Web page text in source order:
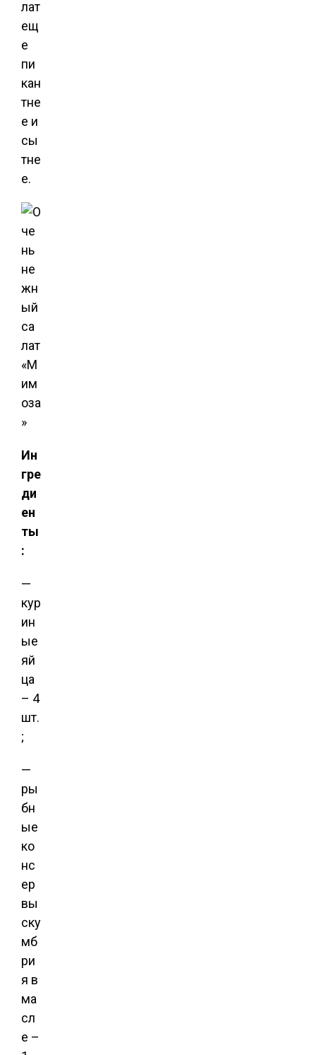
лат
ещ
е
пи
кан
тне
е и
сы
тне
е.
Ин
гре
ди
ен
ты
:
—
кур
ин
ые
яй
ца
– 4
шт.
;
—
ры
бн
ые
ко
нс
ер
вы
ску
мб
ри
я в
ма
сл
е –